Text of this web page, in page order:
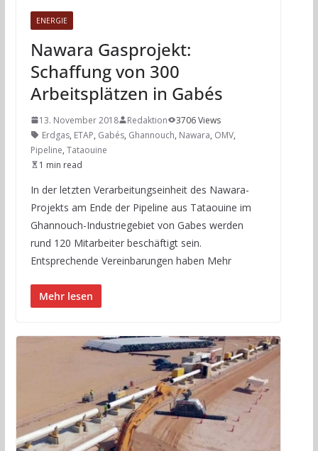
ENERGIE
Nawara Gasprojekt:
Schaffung von 300
Arbeitsplätzen in Gabés
13. November 2018 Redaktion
3706 Views
Erdgas, ETAP, Gabés, Ghannouch, Nawara, OMV,
Pipeline, Tataouine
1 min read
In der letzten Verarbeitungseinheit des Nawara-
Projekts am Ende der Pipeline aus Tataouine im
Ghannouch-Industriegebiet von Gabes werden
rund 120 Mitarbeiter beschäftigt sein.
Entsprechende Vereinbarungen haben Mehr
Mehr lesen